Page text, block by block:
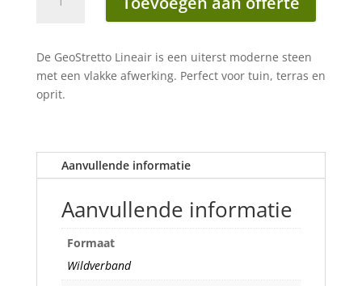
stretto
aantal
De GeoStretto Lineair is een uiterst moderne steen
met een vlakke afwerking. Perfect voor tuin, terras en
oprit.
Aanvullende informatie
Aanvullende informatie
Formaat
Wildverband